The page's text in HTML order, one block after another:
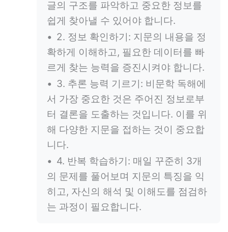
글의 구조를 파악하고 중요한 정보를
쉽게 찾아낼 수 있어야 합니다.
2. 정보 확인하기: 지문의 내용을 정
확하게 이해하고, 필요한 데이터를 빠
르게 찾는 능력을 증진시켜야 합니다.
3. 추론 능력 기르기: 비문학 독해에
서 가장 중요한 것은 주어진 정보로부
터 결론을 도출하는 것입니다. 이를 위
해 다양한 지문을 접하는 것이 중요합
니다.
4. 반복 학습하기: 매일 꾸준히 3개
의 문제를 풀어보며 지문의 특징을 익
히고, 자신의 해석 및 이해도를 점검하
는 과정이 필요합니다.